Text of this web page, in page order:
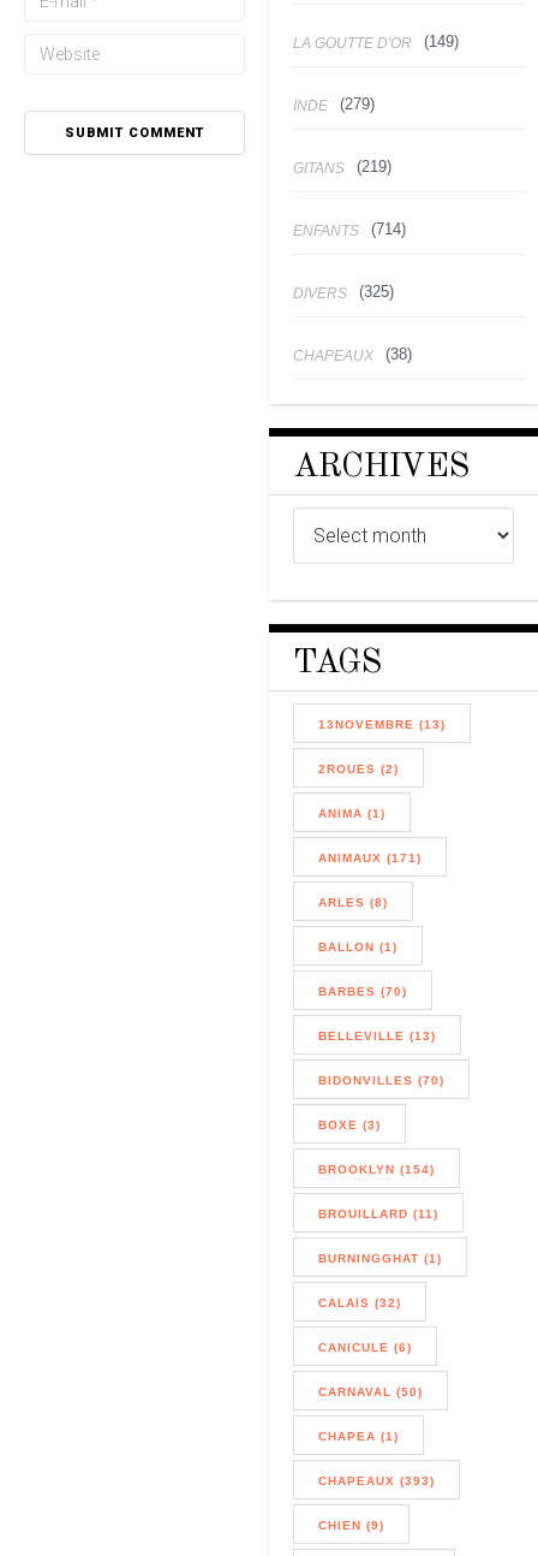
LA GOUTTE D'OR (149)
INDE (279)
GITANS (219)
ENFANTS (714)
DIVERS (325)
CHAPEAUX (38)
ARCHIVES
TAGS
13NOVEMBRE (13)
2ROUES (2)
ANIMA (1)
ANIMAUX (171)
ARLES (8)
BALLON (1)
BARBES (70)
BELLEVILLE (13)
BIDONVILLES (70)
BOXE (3)
BROOKLYN (154)
BROUILLARD (11)
BURNINGGHAT (1)
CALAIS (32)
CANICULE (6)
CARNAVAL (50)
CHAPEA (1)
CHAPEAUX (393)
CHIEN (9)